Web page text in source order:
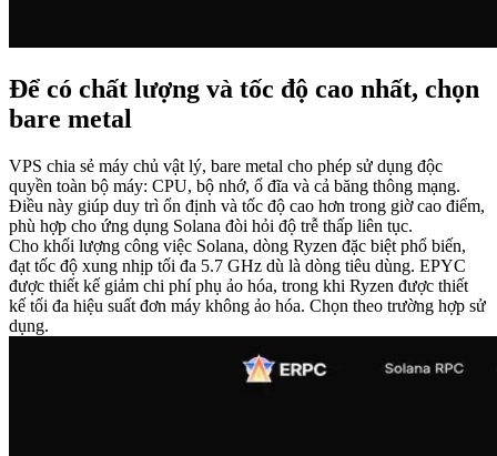
Để có chất lượng và tốc độ cao nhất, chọn
bare metal
VPS chia sẻ máy chủ vật lý, bare metal cho phép sử dụng độc
quyền toàn bộ máy: CPU, bộ nhớ, ổ đĩa và cả băng thông mạng.
Điều này giúp duy trì ổn định và tốc độ cao hơn trong giờ cao điểm,
phù hợp cho ứng dụng Solana đòi hỏi độ trễ thấp liên tục.
Cho khối lượng công việc Solana, dòng Ryzen đặc biệt phổ biến,
đạt tốc độ xung nhịp tối đa 5.7 GHz dù là dòng tiêu dùng. EPYC
được thiết kế giảm chi phí phụ ảo hóa, trong khi Ryzen được thiết
kế tối đa hiệu suất đơn máy không ảo hóa. Chọn theo trường hợp sử
dụng.